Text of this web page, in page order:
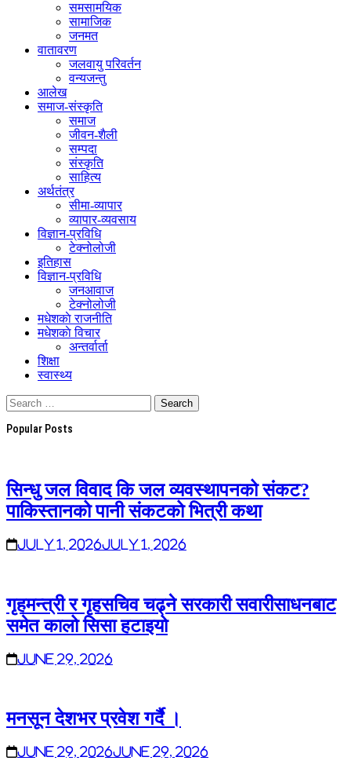
समसामयिक
सामाजिक
जनमत
वातावरण
जलवायु परिवर्तन
वन्यजन्तु
आलेख
समाज-संस्कृति
समाज
जीवन-शैली
सम्पदा
संस्कृति
साहित्य
अर्थतंत्र
सीमा-व्यापार
व्यापार-व्यवसाय
विज्ञान-प्रविधि
टेक्नोलोजी
इतिहास
विज्ञान-प्रविधि
जनआवाज
टेक्नोलोजी
मधेशकाे राजनीति
मधेशकाे विचार
अन्तर्वार्ता
शिक्षा
स्वास्थ्य
Popular Posts
सिन्धु जल विवाद कि जल व्यवस्थापनको संकट?
पाकिस्तानको पानी संकटको भित्री कथा
July 1, 2026July 1, 2026
गृहमन्त्री र गृहसचिव चढ्ने सरकारी सवारीसाधनबाट
समेत कालो सिसा हटाइयो
June 29, 2026
मनसून देशभर प्रवेश गर्दै ।
June 29, 2026June 29, 2026